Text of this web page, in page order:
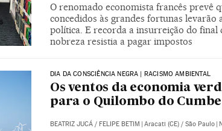
O renomado economista francês prevê
concedidos às grandes fortunas levarão
política. E recorda a insurreição do final
nobreza resistia a pagar impostos
DIA DA CONSCIÊNCIA NEGRA | RACISMO AMBIENTAL
Os ventos da economia
para o Quilombo do Cumbe
BEATRIZ JUCÁ/ FELIPE BETIM | Aracati (CE) / São Paulo |